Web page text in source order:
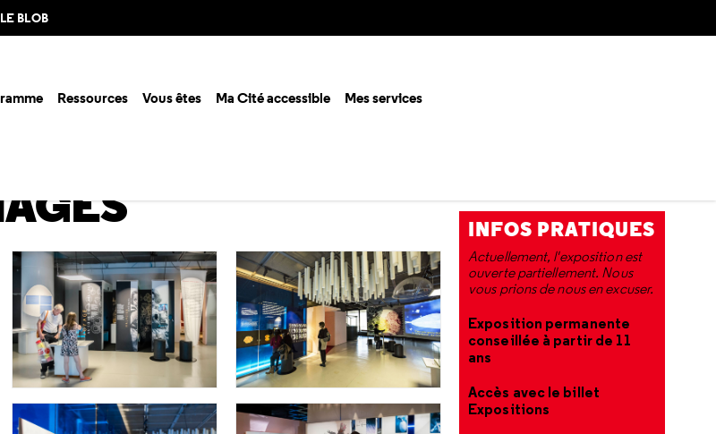
LE BLOB
Ressources Vous êtes Ma Cité accessible Mes services
INFOS PRATIQUES
Actuellement, l'exposition est
ouverte partiellement. Nous
vous prions de nous en excuser.
Exposition permanente
conseillée à partir de 11
ans
Accès avec le billet
Expositions